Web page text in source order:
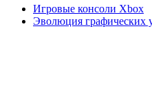
Игровые консоли Xbox
Эволюция графических